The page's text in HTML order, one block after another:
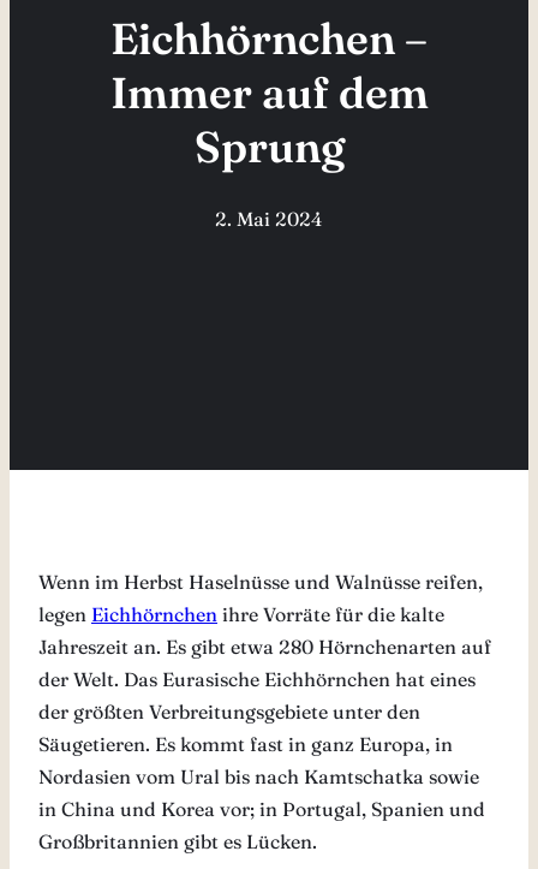
Eichhörnchen –
Immer auf dem
Sprung
2. Mai 2024
Wenn im Herbst Haselnüsse und Walnüsse reifen,
legen Eichhörnchen ihre Vorräte für die kalte
Jahreszeit an. Es gibt etwa 280 Hörnchenarten auf
der Welt. Das Eurasische Eichhörnchen hat eines
der größten Verbreitungsgebiete unter den
Säugetieren. Es kommt fast in ganz Europa, in
Nordasien vom Ural bis nach Kamtschatka sowie
in China und Korea vor; in Portugal, Spanien und
Großbritannien gibt es Lücken.